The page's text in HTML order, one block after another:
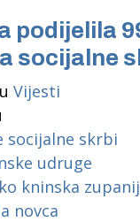
podijelila
socijalne
Vijesti
socijalne skrbi
udruge
kninska
novca